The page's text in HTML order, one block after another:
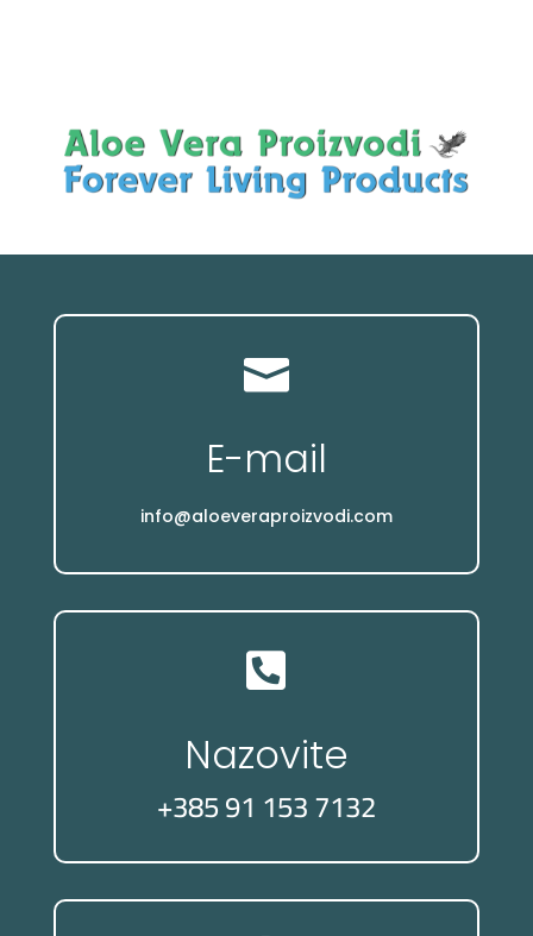

E-mail
info@aloeveraproizvodi.com

Nazovite
+385 91 153 7132